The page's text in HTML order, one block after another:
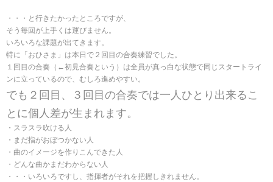
・・・と行きたかったところですが、
そう毎回が上手くは運びません。
いろいろな課題が出てきます。
特に「おひさま」は本日で２回目の合奏練習でした。
１回目の合奏（←初見合奏という）は全員が真っ白な状態で同じスタートライ
ンに立っているので、むしろ進めやすい。
でも２回目、３回目の合奏では一人ひとり出来るこ
とに個人差が生まれます。
・スラスラ吹ける人
・まだ指がおぼつかない人
・曲のイメージを作りこんできた人
・どんな曲かまだわからない人
・・・いろいろですし、指揮者がそれを把握しきれません。